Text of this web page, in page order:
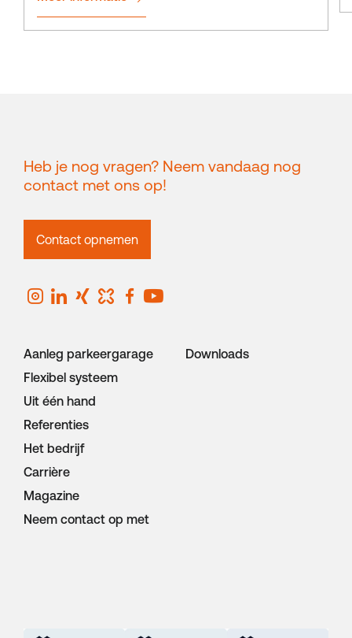
Heb je nog vragen? Neem vandaag nog
contact met ons op!
Contact opnemen
Aanleg parkeergarage
Flexibel systeem
Uit één hand
Referenties
Het bedrijf
Carrière
Magazine
Neem contact op met
Downloads